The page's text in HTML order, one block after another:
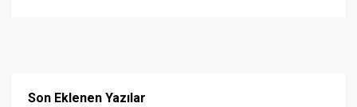
Son Eklenen Yazılar